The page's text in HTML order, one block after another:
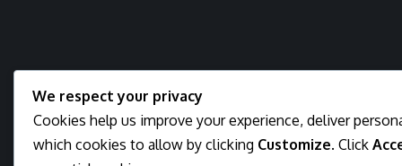
We respect your privacy
Cookies help us improve your experience, deliver
which cookies to allow by clicking Customize. Click